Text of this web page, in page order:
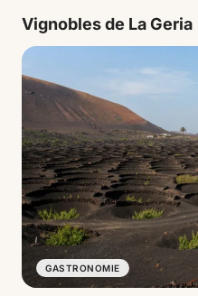
l'ambiance détendue du
les plus authentiques.
Vignobles de La Geria
GASTRONOMIE